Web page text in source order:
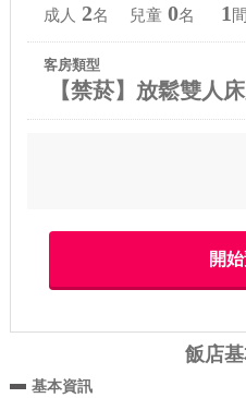
成人 2名 兒童 0名 1 間
客房類型
【禁菸】放鬆雙人
飯店
基本資訊